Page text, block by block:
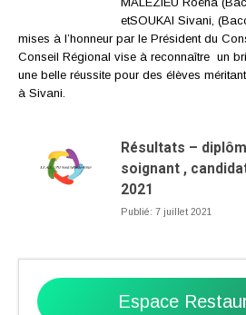
etSOUKAI Sivani,
mises à l’honneur par le Président du
Conseil Régional vise à reconnaître un
une belle réussite pour des élèves
à Sivani.
Résultats –
soignant ,
2021
Publié: 7 juillet 2021
Espace